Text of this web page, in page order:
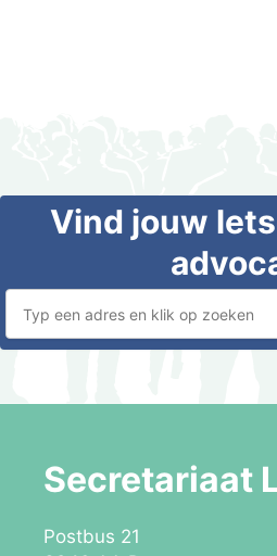
Secretariaat
Postbus 21